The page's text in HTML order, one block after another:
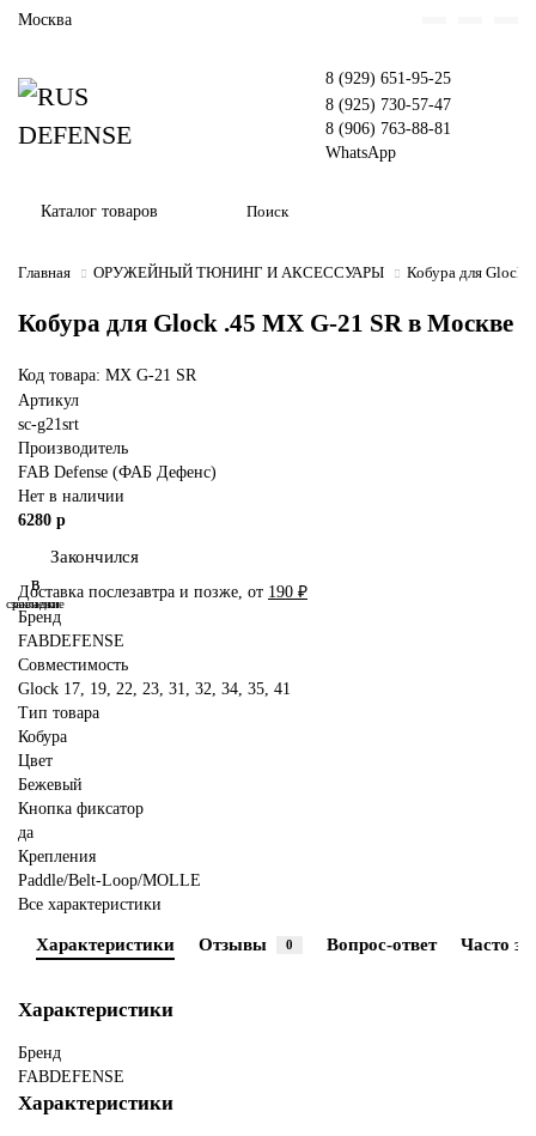
Москва
8 (929) 651-95-25
8 (925) 730-57-47
8 (906) 763-88-81
WhatsApp
Каталог товаров
Главная ОРУЖЕЙНЫЙ ТЮНИНГ И АКСЕССУАРЫ Кобура для Glock
Кобура для Glock .45 MX G-21 SR в Москве
Код товара: MX G-21 SR
Артикул
sc-g21srt
Производитель
FAB Defense (ФАБ Дефенс)
Нет в наличии
6280 р
Закончился
В
закладки
В
сравнение
Доставка послезавтра и позже, от 190 ₽
Бренд
FABDEFENSE
Совместимость
Glock 17, 19, 22, 23, 31, 32, 34, 35, 41
Тип товара
Кобура
Цвет
Бежевый
Кнопка фиксатор
да
Крепления
Paddle/Belt-Loop/MOLLE
Все характеристики
Характеристики Отзывы 0 Вопрос-ответ Часто
Характеристики
Бренд
FABDEFENSE
Характеристики